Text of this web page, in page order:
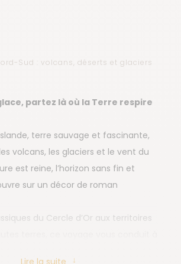
Sud : volcans, déserts et glaciers
partez là où la Terre respire
terre sauvage et fascinante,
volcans, les glaciers et le vent du
est reine, l’horizon sans fin et
sur un décor de roman
du Cercle d’Or aux territoires
Lire la suite